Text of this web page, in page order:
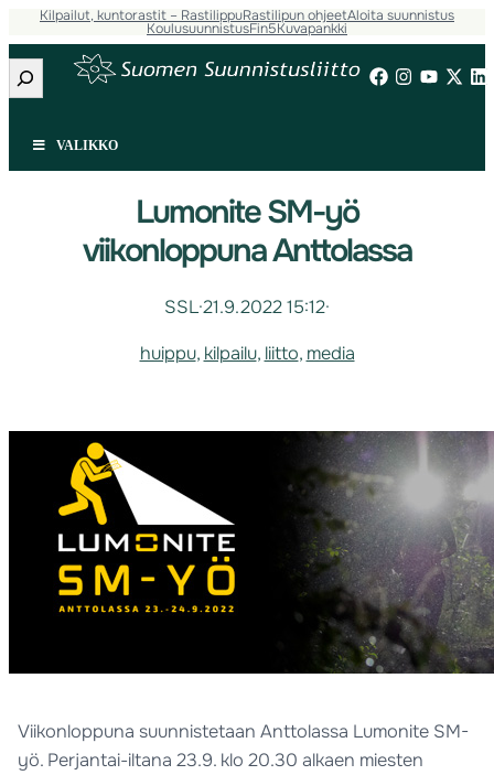
Kilpailut, kuntorastit – RastilippuRastilipun ohjeetAloita suunnistus
KoulusuunnistusFin5Kuvapankki
Etsi
VALIKKO
Lumonite SM-yö
viikonloppuna Anttolassa
SSL·21.9.2022 15:12·
huippu, kilpailu, liitto, media
Viikonloppuna suunnistetaan Anttolassa Lumonite SM-
yö. Perjantai-iltana 23.9. klo 20.30 alkaen miesten